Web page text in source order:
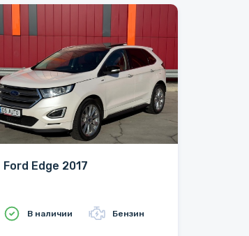
Ford Edge 2017
В наличии Бензин